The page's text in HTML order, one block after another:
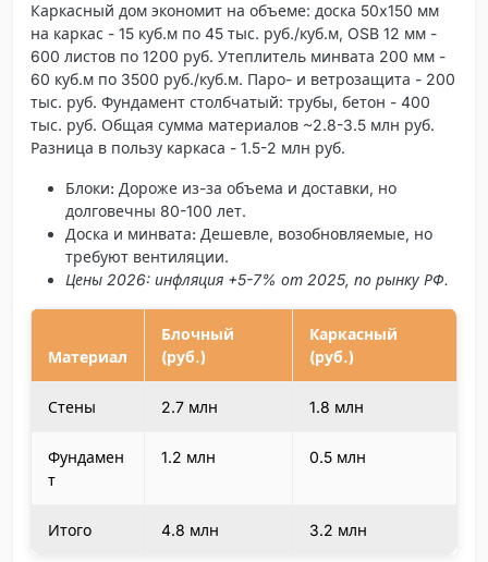
Каркасный дом экономит на объеме: доска 50x150 мм
на каркас - 15 куб.м по 45 тыс. руб./куб.м, OSB 12 мм -
600 листов по 1200 руб. Утеплитель минвата 200 мм -
60 куб.м по 3500 руб./куб.м. Паро- и ветрозащита - 200
тыс. руб. Фундамент столбчатый: трубы, бетон - 400
тыс. руб. Общая сумма материалов ~2.8-3.5 млн руб.
Разница в пользу каркаса - 1.5-2 млн руб.
Блоки: Дороже из-за объема и доставки, но
долговечны 80-100 лет.
Доска и минвата: Дешевле, возобновляемые, но
требуют вентиляции.
Цены 2026: инфляция +5-7% от 2025, по рынку РФ.
Материал
Блочный
(руб.)
Каркасный
(руб.)
Стены 2.7 млн 1.8 млн
Фундамен
т
1.2 млн 0.5 млн
Итого 4.8 млн 3.2 млн